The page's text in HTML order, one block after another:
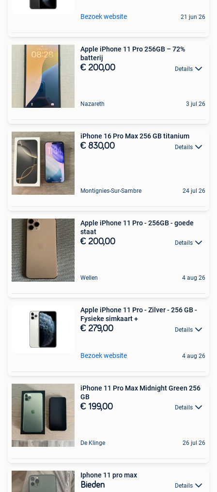
Bezoek website 21 jun 26
Apple iPhone 11 Pro 256GB – 72%
batterij
€ 200,00 Details
Nazareth 3 jul 26
iPhone 16 Pro Max 256 GB titanium
€ 830,00 Details
Montignies-Sur-Sambre 24 jul 26
Apple iPhone 11 Pro - 256GB - goede
staat
€ 200,00 Details
Wellen 4 aug 26
Apple iPhone 11 Pro - Zilver - 256 GB -
Fysieke simkaart +
€ 279,00 Details
Bezoek website 4 aug 26
iPhone 11 Pro Max Midnight Green 256
GB
€ 199,00 Details
De Klinge 26 jul 26
Iphone 11 pro max
Bieden Details